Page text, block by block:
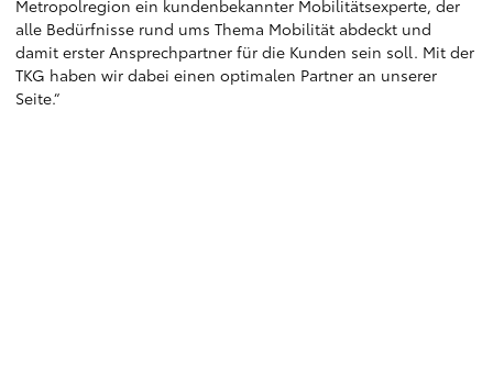
Metropolregion ein kundenbekannter Mobilitätsexperte, der
alle Bedürfnisse rund ums Thema Mobilität abdeckt und
damit erster Ansprechpartner für die Kunden sein soll. Mit der
TKG haben wir dabei einen optimalen Partner an unserer
Seite.“